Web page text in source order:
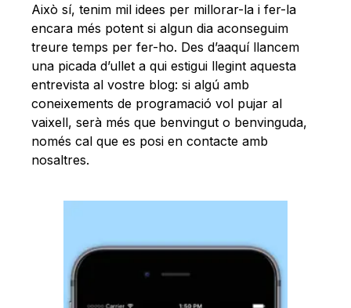
Això sí, tenim mil idees per millorar-la i fer-la
encara més potent si algun dia aconseguim
treure temps per fer-ho. Des d’aaquí llancem
una picada d’ullet a qui estigui llegint aquesta
entrevista al vostre blog: si algú amb
coneixements de programació vol pujar al
vaixell, serà més que benvingut o benvinguda,
només cal que es posi en contacte amb
nosaltres.